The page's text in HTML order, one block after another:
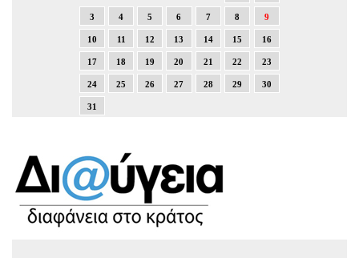
3 4 5 6 7 8 9
10 11 12 13 14 15 16
17 18 19 20 21 22 23
24 25 26 27 28 29 30
31